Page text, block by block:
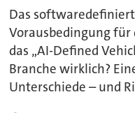
Das
Vorausbedingung
das „AI-Defined
Branche wirklich?
Unterschiede – und